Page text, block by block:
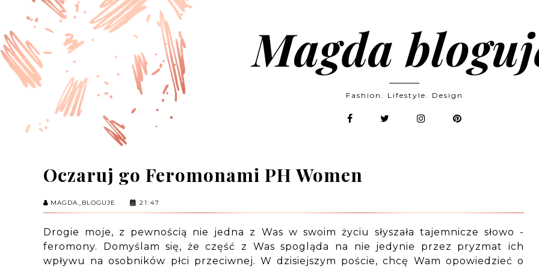
Magda
Fashion. Lifestyle. Design
Oczaruj go Feromonami PH Women
MAGDA_BLOGUJE 21:47
Drogie moje, z pewnością nie jedna z Was w swoim życiu słyszała tajemnicze słowo -
feromony. Domyślam się, że część z Was spogląda na nie jedynie przez pryzmat ich
wpływu na osobników płci przeciwnej. W dzisiejszym poście, chcę Wam opowiedzieć o